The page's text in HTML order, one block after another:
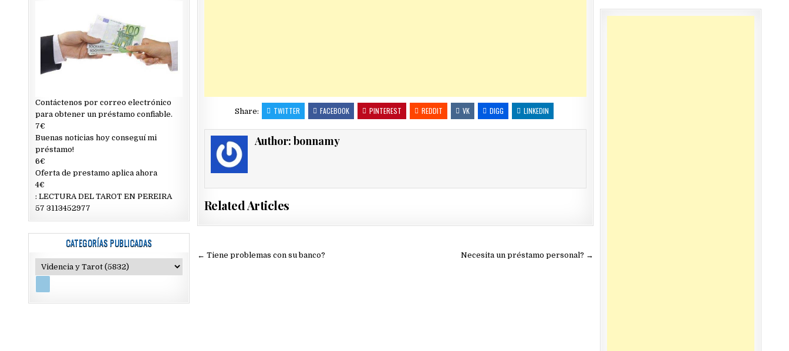
Share: TWITTER FACEBOOK PINTEREST REDDIT VK DIGG LINKEDIN
Author:bonnamy
Related Articles
Navegación
← Tiene problemas con su banco? Necesita un préstamo personal? →
Contáctenos por correo electrónico
para obtener un préstamo confiable.
7€
Buenas noticias hoy conseguí mi
préstamo!
6€
Oferta de prestamo aplica ahora
4€
: LECTURA DEL TAROT EN PEREIRA
57 3113452977
CATEGORÍAS PUBLICADAS